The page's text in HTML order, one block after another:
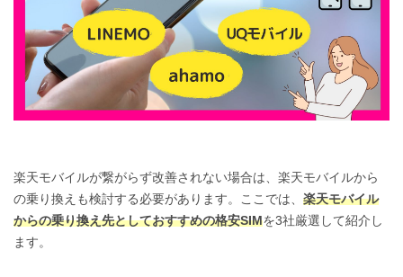
楽天モバイルが繋がらず改善されない場合は、楽天モバイルから
の乗り換えも検討する必要があります。ここでは、 楽天モバイル
からの乗り換え先としておすすめの格安SIMを3社厳選して紹介し
ます。